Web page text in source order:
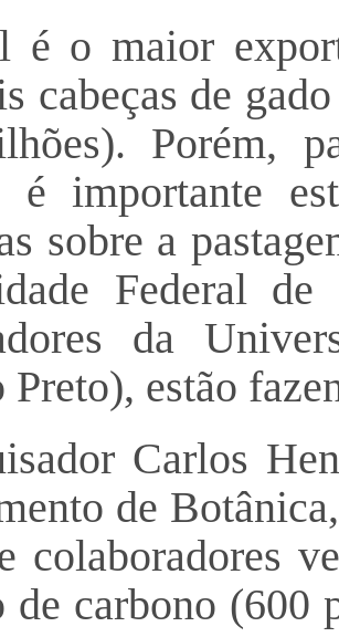
é o maior
cabeças de
Porém,
é importante
sobre a
Federal
da
estão
Carlos
de
colaboradores
de carbono (600